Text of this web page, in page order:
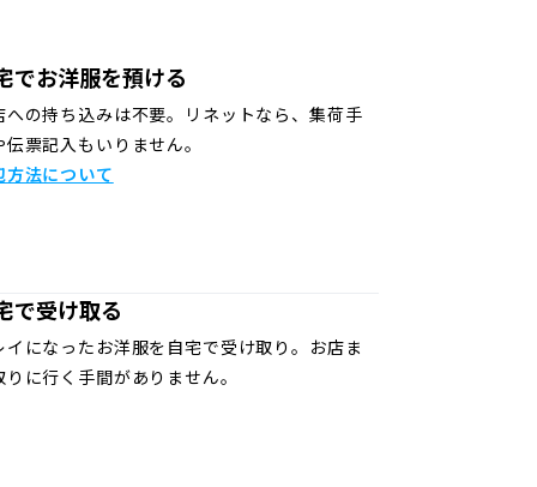
でお洋服を預ける
への持ち込みは不要。リネットなら、集荷手
伝票記入もいりません。
方法について
で受け取る
イになったお洋服を自宅で受け取り。お店ま
りに行く手間がありません。